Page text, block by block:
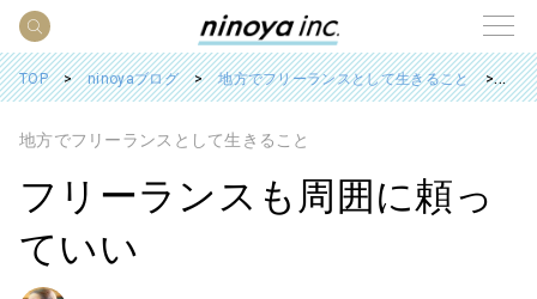
TOP ninoyaブログ 地方でフリーランスとして生きること フ
地方でフリーランスとして生きること
フリーランスも周囲に頼っ
ていい